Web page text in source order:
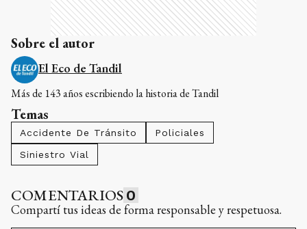
Sobre el autor
El Eco de Tandil
Más de 143 años escribiendo la historia de Tandil
Temas
Accidente De Tránsito
Policiales
Siniestro Vial
COMENTARIOS 0
Compartí tus ideas de forma responsable y respetuosa.